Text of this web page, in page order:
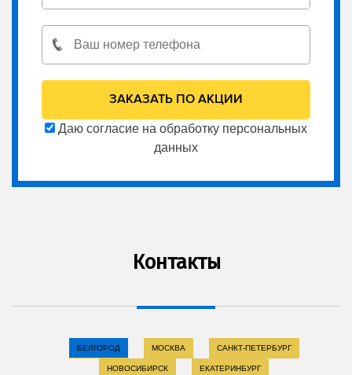
Даю согласие на обработку персональных
данных
Контакты
БЕЛГОРОД МОСКВА САНКТ-ПЕТЕРБУРГ
НОВОСИБИРСК ЕКАТЕРИНБУРГ